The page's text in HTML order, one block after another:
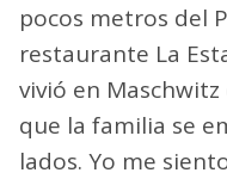
pocos metros del
restaurante La
vivió en Maschwitz
que la familia se
lados. Yo me